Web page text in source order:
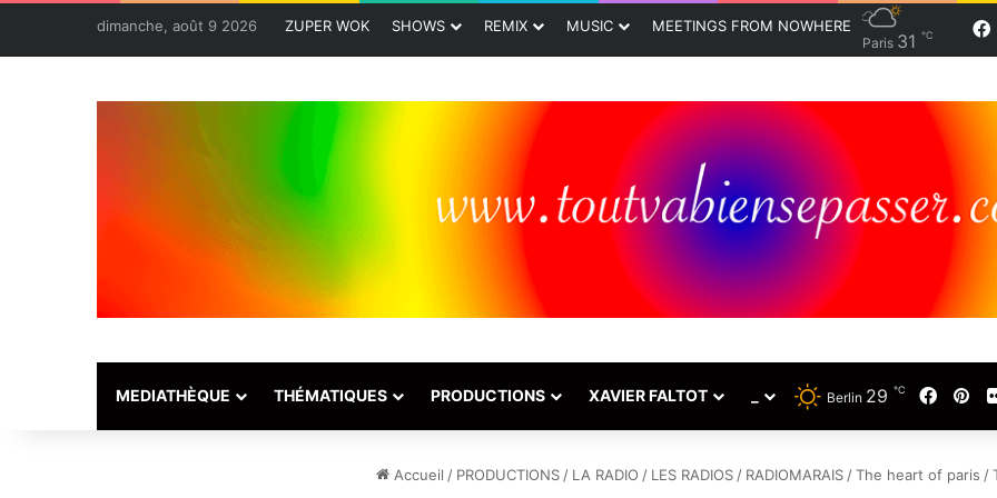
dimanche, août 9 2026 ZUPER WOK SHOWS REMIX MUSIC MEETINGS FROM NOWHERE
Paris 31 ℃
MEDIATHÈQUE THÉMATIQUES PRODUCTIONS XAVIER FALTOT Berlin 29 ℃
Accueil / PRODUCTIONS/ LA RADIO / LES RADIOS/ RADIOMARAIS/The heart of paris /